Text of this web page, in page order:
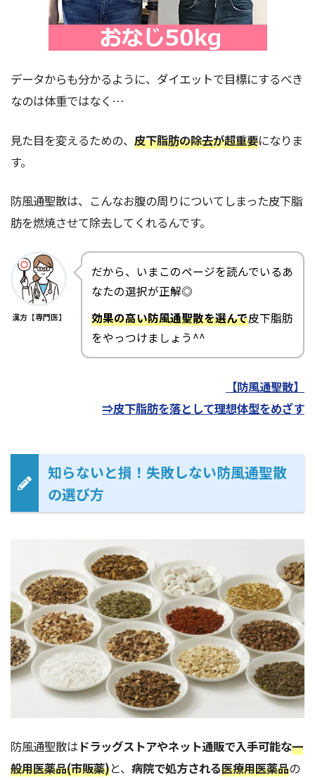
データからも分かるように、ダイエットで目標にするべき
なのは体重ではなく…
見た目を変えるための、 皮下脂肪の除去が超重要になりま
す。
防風通聖散は、こんなお腹の周りについてしまった皮下脂
肪を燃焼させて除去してくれるんです。
漢方【専門医】
だから、いまこのページを読んでいるあ
なたの選択が正解◎
効果の高い防風通聖散を選んで皮下脂肪
をやっつけましょう^^
【防風通聖散】
⇒皮下脂肪を落として理想体型をめざす
知らないと損！失敗しない防風通聖散
の選び方
防風通聖散はドラッグストアやネット通販で入手可能な一
般用医薬品(市販薬)と、 病院で処方される医療用医薬品の